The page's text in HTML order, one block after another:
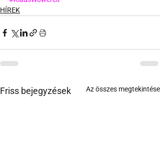
HÍREK
Friss bejegyzések Az összes megtekintése